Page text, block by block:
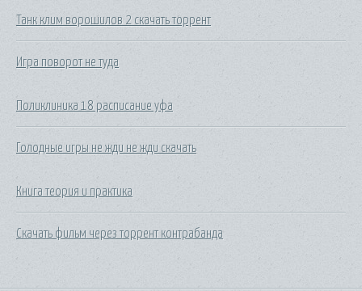
Танк клим ворошилов 2 скачать торрент
Игра поворот не туда
Поликлиника 18 расписание уфа
Голодные игры не жди не жди скачать
Книга теория и практика
Скачать фильм через торрент контрабанда